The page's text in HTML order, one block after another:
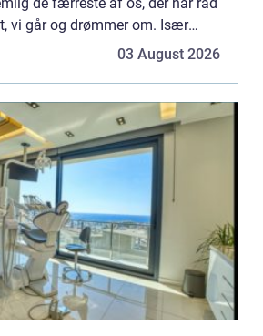
vi går og drømmer om. Især
sommerhus, bil og maskiner
03 August 2026